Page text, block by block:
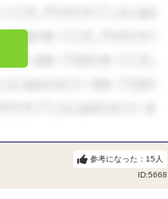
ID:5668
参考になった： 15 人